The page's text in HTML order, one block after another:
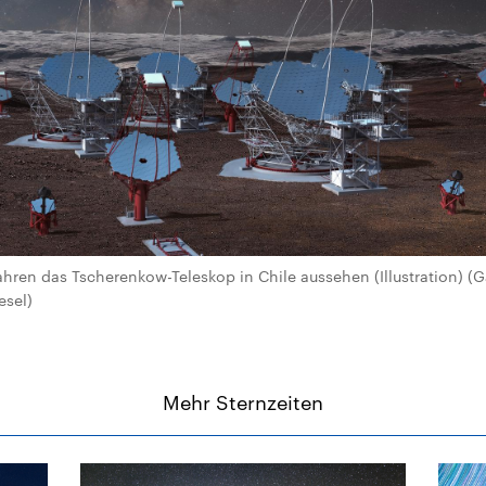
das Tscherenkow-Teleskop in Chile aussehen (Illustration)
Mehr Sternzeiten